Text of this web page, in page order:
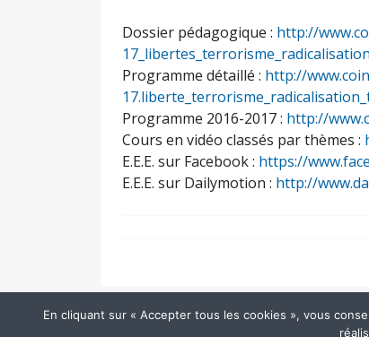
Dossier pédagogique : http://
Programme détaillé : http://
Programme 2016-2017 : http://
Cours en vidéo classés par thèmes :
E.E.E. sur Facebook : https://
E.E.E. sur Dailymotion : http://
En cliquant sur « Accepter tous les cookies », vous